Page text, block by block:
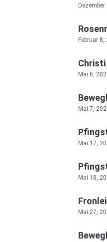
Februar 8,
Mai 6,
Mai 7,
Mai 17,
Mai 18,
Mai 27,